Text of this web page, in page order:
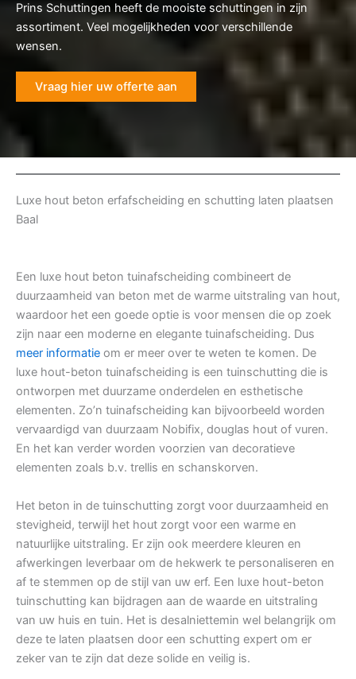
Prins Schuttingen heeft de mooiste schuttingen in zijn
assortiment. Veel mogelijkheden voor verschillende
wensen.
Vraag hier uw offerte aan
Luxe hout beton erfafscheiding en schutting laten plaatsen
Baal
Een luxe hout beton tuinafscheiding combineert de
duurzaamheid van beton met de warme uitstraling van hout,
waardoor het een goede optie is voor mensen die op zoek
zijn naar een moderne en elegante tuinafscheiding. Dus
meer informatie om er meer over te weten te komen. De
luxe hout-beton tuinafscheiding is een tuinschutting die is
ontworpen met duurzame onderdelen en esthetische
elementen. Zo’n tuinafscheiding kan bijvoorbeeld worden
vervaardigd van duurzaam Nobifix, douglas hout of vuren.
En het kan verder worden voorzien van decoratieve
elementen zoals b.v. trellis en schanskorven.
Het beton in de tuinschutting zorgt voor duurzaamheid en
stevigheid, terwijl het hout zorgt voor een warme en
natuurlijke uitstraling. Er zijn ook meerdere kleuren en
afwerkingen leverbaar om de hekwerk te personaliseren en
af te stemmen op de stijl van uw erf. Een luxe hout-beton
tuinschutting kan bijdragen aan de waarde en uitstraling
van uw huis en tuin. Het is desalniettemin wel belangrijk om
deze te laten plaatsen door een schutting expert om er
zeker van te zijn dat deze solide en veilig is.